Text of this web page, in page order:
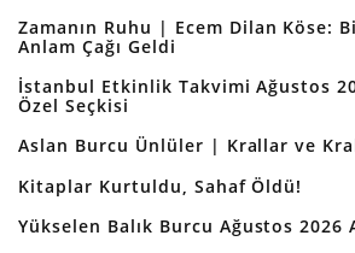
Zamanın Ruhu | Ecem Dilan Köse:
Anlam Çağı Geldi
İstanbul Etkinlik Takvimi Ağustos
Özel Seçkisi
Aslan Burcu Ünlüler | Krallar ve
Kitaplar Kurtuldu, Sahaf Öldü!
Yükselen Balık Burcu Ağustos 2026